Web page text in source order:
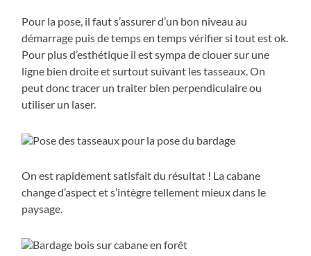
Pour la pose, il faut s’assurer d’un bon niveau au
démarrage puis de temps en temps vérifier si tout est ok.
Pour plus d’esthétique il est sympa de clouer sur une
ligne bien droite et surtout suivant les tasseaux. On
peut donc tracer un traiter bien perpendiculaire ou
utiliser un laser.
On est rapidement satisfait du résultat ! La cabane
change d’aspect et s’intègre tellement mieux dans le
paysage.